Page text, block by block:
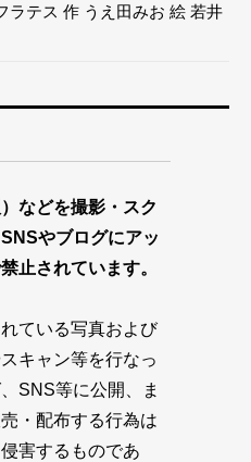
ラテス 作 うえ田みお 絵 若井
などを撮影・スク
やブログにアッ
止されています。
ている写真および
キャン等を行なっ
SNS等に公開、ま
・配布する行為は
害するものであ